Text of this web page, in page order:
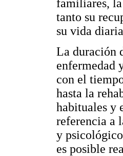
familiares,
tanto su
su vida
La duración
enfermedad
con el
hasta la
habituales y
referencia a
y
es posible